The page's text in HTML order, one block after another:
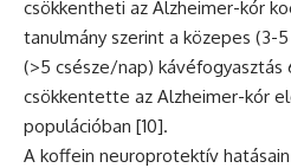
csökkentheti az Alzheimer-kór
tanulmány szerint a közepes (3-
(>5 csésze/nap)
csökkentette az Alzheimer-kór
populációban [10].
A koffein neuroprotektív